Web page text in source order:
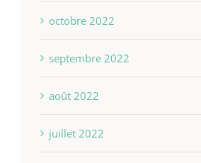
octobre 2022
septembre 2022
août 2022
juillet 2022